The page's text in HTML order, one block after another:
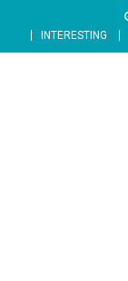
content
INTERESTING